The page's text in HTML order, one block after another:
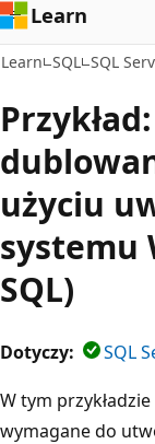
Learn
Learn SQL SQL
użyciu
systemu
SQL)
Dotyczy:
SQL
W tym
wymagane do